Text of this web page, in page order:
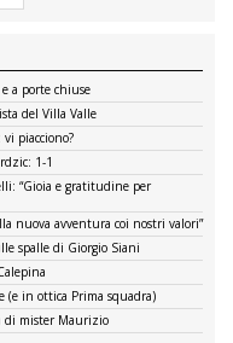
a porte chiuse
del Villa Valle
piacciono?
1-1
“Gioia e gratitudine per
nuova avventura coi nostri valori”
spalle di Giorgio Siani
(e in ottica Prima squadra)
di mister Maurizio